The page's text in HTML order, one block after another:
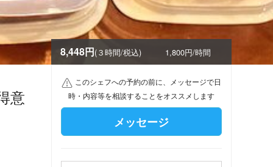
意
8,448円(３時間/税込) 1,800円/時間
このシェフへの予約の前に、メッセージで日
時・内容等を相談することをオススメします
メッセージ